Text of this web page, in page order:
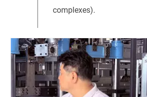
complexes).